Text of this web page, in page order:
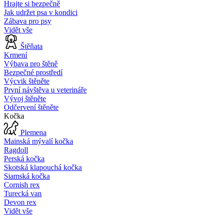
Hrajte si bezpečně
Jak udržet psa v kondici
Zábava pro psy
Vidět vše
Štěňata
Krmení
Výbava pro štěně
Bezpečné prostředí
Výcvik štěněte
První návštěva u veterináře
Vývoj štěněte
Odčervení štěněte
Kočka
Plemena
Mainská mývalí kočka
Ragdoll
Perská kočka
Skotská klapouchá kočka
Siamská kočka
Cornish rex
Turecká van
Devon rex
Vidět vše